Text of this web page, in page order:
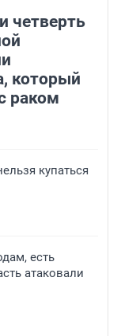
четверть
который
раком
купаться
есть
атаковали